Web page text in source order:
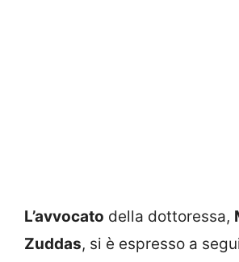
L’avvocato della dottoressa,
Zuddas, si è espresso a